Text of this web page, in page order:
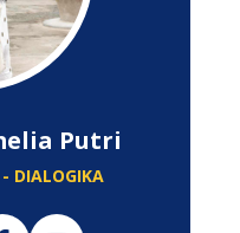
Putri
DIALOGIKA